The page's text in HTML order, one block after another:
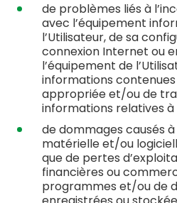
de problèmes liés à
avec l’équipement
l’Utilisateur, de sa
connexion Internet ou
l’équipement de
informations
appropriée et/ou de
informations relatives à
de dommages causés
matérielle et/ou
que de pertes
financières ou
programmes et/ou de